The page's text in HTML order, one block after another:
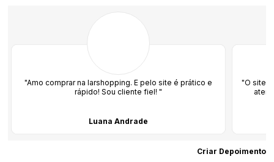
"Amo comprar na larshopping. E pelo site é prático e
rápido! Sou cliente fiel! "
Luana Andrade
"O site
Criar Depoimento